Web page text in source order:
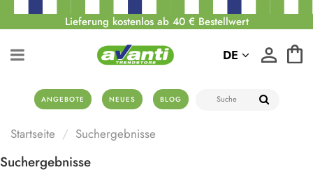
Lieferung kostenlos ab 40 € Bestellwert
ANGEBOTE NEUES BLOG
DE
Startseite Suchergebnisse
Suchergebnisse